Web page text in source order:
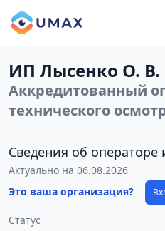
ИП Лысенко О. В.
Аккредитованный
технического
Сведения об операторе
Актуально на 06.08.2026
Это ваша организация?
Статус